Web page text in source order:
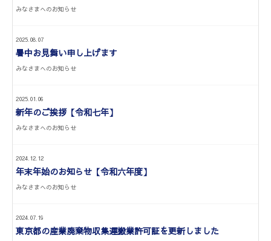
みなさまへのお知らせ
2025.08.07
暑中お見舞い申し上げます
みなさまへのお知らせ
2025.01.06
新年のご挨拶【令和七年】
みなさまへのお知らせ
2024.12.12
年末年始のお知らせ【令和六年度】
みなさまへのお知らせ
2024.07.19
東京都の産業廃棄物収集運搬業許可証を更新しました